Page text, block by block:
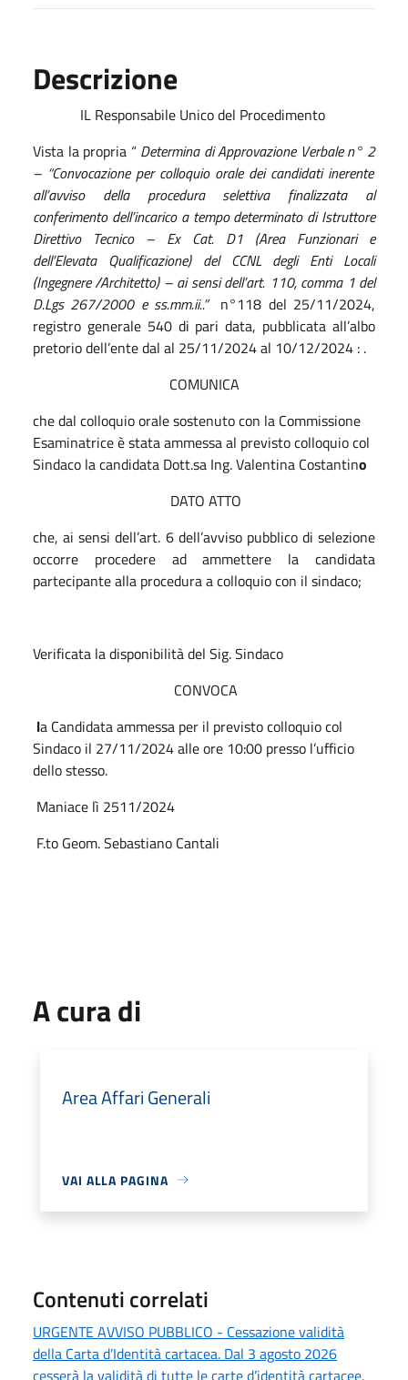
Descrizione
IL Responsabile Unico del Procedimento
Vista la propria “ Determina di Approvazione Verbale n° 2
– “Convocazione per colloquio orale dei candidati inerente
all’avviso della procedura selettiva finalizzata al
conferimento dell’incarico a tempo determinato di Istruttore
Direttivo Tecnico – Ex Cat. D1 (Area Funzionari e
dell’Elevata Qualificazione) del CCNL degli Enti Locali
(Ingegnere /Architetto) – ai sensi dell’art. 110, comma 1 del
D.Lgs 267/2000 e ss.mm.ii..”n°118 del 25/11/2024,
registro generale 540 di pari data, pubblicata all’albo
pretorio dell’ente dal al 25/11/2024 al 10/12/2024 : .
COMUNICA
che dal colloquio orale sostenuto con la Commissione
Esaminatriceè stata ammessa al previsto colloquio col
Sindaco la candidata Dott.sa Ing. Valentina Costantino
DATO ATTO
che, ai sensi dell’art. 6 dell’avviso pubblico di selezione
occorre procedere ad ammettere la candidata
partecipante alla procedura a colloquio con il sindaco;
Verificata la disponibilità del Sig. Sindaco
CONVOCA
la Candidata ammessa per il previsto colloquio col
Sindaco il 27/11/2024 alle ore 10:00 presso l’ufficio
dello stesso.
Maniace lì 2511/2024
F.to Geom. Sebastiano Cantali
A cura di
Area Affari Generali
VAI ALLA PAGINA
Contenuti correlati
URGENTE AVVISO PUBBLICO - Cessazione validità
della Carta d’Identità cartacea. Dal 3 agosto 2026
cesserà la validità di tutte le carte d’identità cartacee.